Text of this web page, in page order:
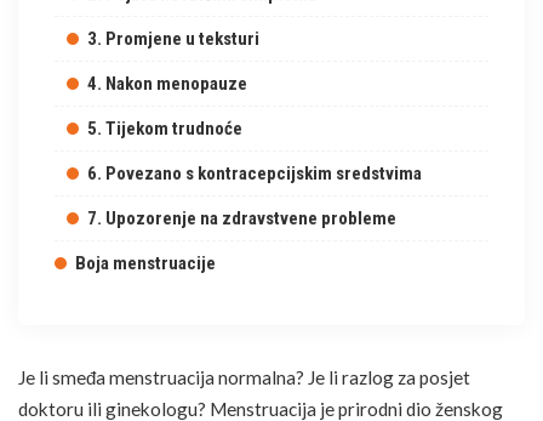
3. Promjene u teksturi
4. Nakon menopauze
5. Tijekom trudnoće
6. Povezano s kontracepcijskim sredstvima
7. Upozorenje na zdravstvene probleme
Boja menstruacije
Je li smeđa menstruacija normalna? Je li razlog za posjet
doktoru ili ginekologu? Menstruacija je prirodni dio ženskog